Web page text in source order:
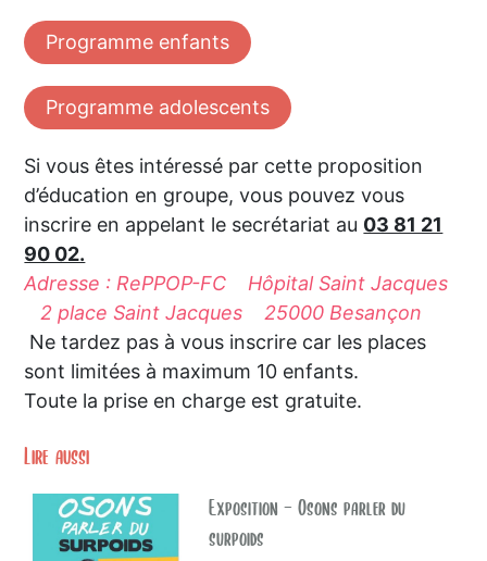
Programme enfants
Programme adolescents
Si vous êtes intéressé par cette proposition
d’éducation en groupe, vous pouvez vous
inscrire en appelant le secrétariat au 03 81 21
90 02.
Adresse : RePPOP-FC Hôpital Saint Jacques
2 place Saint Jacques 25000 Besançon
Ne tardez pas à vous inscrire car les places
sont limitées à maximum 10 enfants.
Toute la prise en charge est gratuite.
Lire aussi
Exposition - Osons parler du
surpoids